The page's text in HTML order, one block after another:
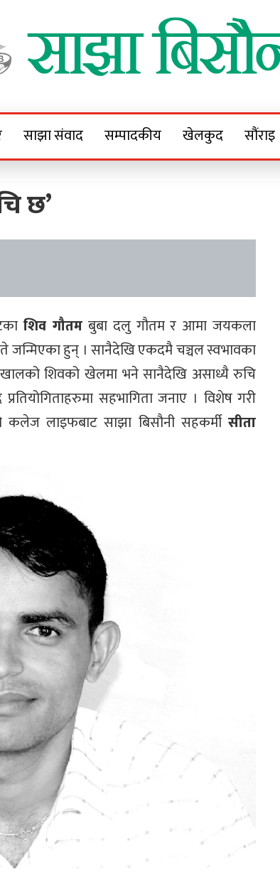
Bisaunee
साझा संवाद सम्पादकीय खेलकुद सौंराइ
छ’
शिव गौतमबुबा दलु गौतम र आमा जयकला
जन्मिएका हुन् । सानैदेखि एकदमै चञ्चल स्वभावका
खालको शिवको खेलमा भने सानैदेखि असाध्यै रुचि
सहभागिता जनाए । विशेष गरी
लाइफबाट साझा बिसौनी सहकर्मीसीता